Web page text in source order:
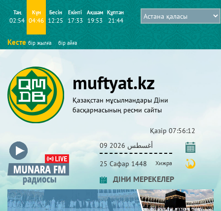
Таң
02:54
Күн
04:46
Бесін
12:25
Екінті
17:33
Ақшам
19:53
Құптан
21:44
Кесте бір жылға бір айға
muftyat.kz
Қазақстан мұсылмандары Діни
басқармасының ресми сайты
Қазір 07:56:12
09 أغسطس 2026
25 Сафар 1448 Хижра
ДІНИ МЕРЕКЕЛЕР